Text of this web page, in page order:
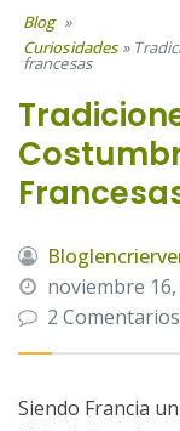
Blog »
Curiosidades »
francesas
noviembre 16,
2 Comentarios
Siendo Francia